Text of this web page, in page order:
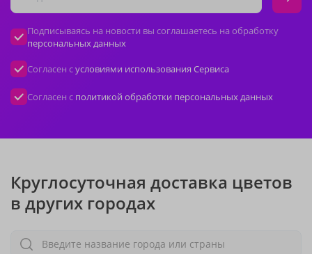
Подписываясь на новости вы соглашаетесь на обработку
персональных данных
Согласен сусловиями использования Сервиса
Согласен с политикой обработки персональных данных
Круглосуточная доставка цветов
в других городах
Введите название города или страны